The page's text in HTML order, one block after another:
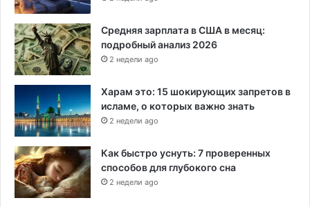
Средняя зарплата в США в месяц:
подробный анализ 2026
2 недели ago
Харам это: 15 шокирующих запретов в
исламе, о которых важно знать
2 недели ago
Как быстро уснуть: 7 проверенных
способов для глубокого сна
2 недели ago